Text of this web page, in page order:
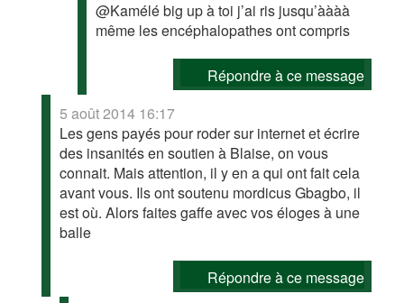
@Kamélé big up à toi j’ai ris jusqu’àààà
même les encéphalopathes ont compris
Répondre à ce message
5 août 2014 16:17
Les gens payés pour roder sur internet et écrire
des insanités en soutien à Blaise, on vous
connait. Mais attention, il y en a qui ont fait cela
avant vous. Ils ont soutenu mordicus Gbagbo, il
est où. Alors faites gaffe avec vos éloges à une
balle
Répondre à ce message